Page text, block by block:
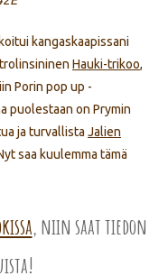
kangaskaapissani
Hauki-trikoo,
Porin pop up -
puolestaan on Prymin
ja turvallista Jalien
saa kuulemma tämä
, niin saat tiedon